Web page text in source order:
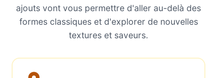
ajouts vont vous permettre d'aller au-delà des
formes classiques et d'explorer de nouvelles
textures et saveurs.